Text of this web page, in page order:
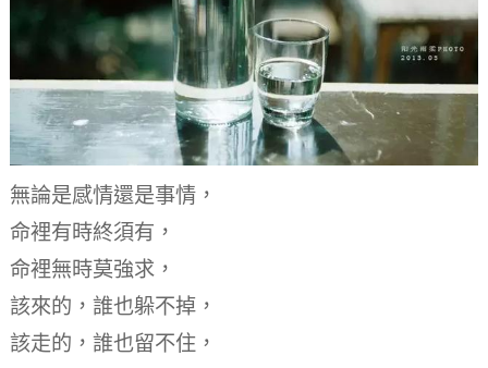
無論是感情還是事情，
命裡有時終須有，
命裡無時莫強求，
該來的，誰也躲不掉，
該走的，誰也留不住，